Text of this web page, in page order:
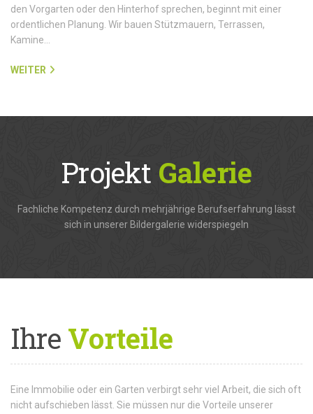
den Vorgarten oder den Hinterhof sprechen, beginnt mit einer
ordentlichen Planung. Wir bauen Stützmauern, Terrassen,
Kamine…
WEITER
Projekt Galerie
Fachliche Kompetenz durch mehrjährige Berufserfahrung lässt
sich in unserer Bildergalerie widerspiegeln
IhreVorteile
Eine Immobilie oder ein Garten verbirgt sehr viel Arbeit, die sich oft
nicht aufschieben lässt. Sie müssen nur die Vorteile unserer